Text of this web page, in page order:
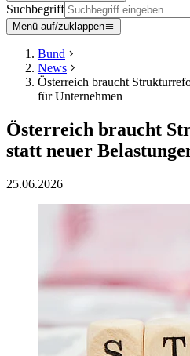
Suchbegriff
Menü auf/zuklappen
Bund
News
Österreich braucht
für Unternehmen
Österreich braucht
statt neuer
25.06.2026